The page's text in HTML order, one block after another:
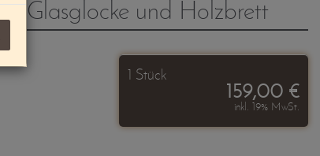
Glasglocke und Holzbrett
1 Stück
159,00 €
inkl. 19% MwSt.